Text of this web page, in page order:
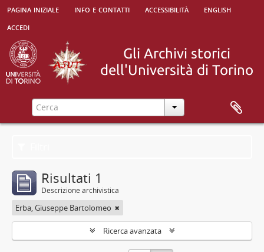
pagina iniziale info e contatti accessibilità
english
accedi
Risultati 1
Descrizione archivistica
Erba, Giuseppe Bartolomeo
Ricerca avanzata